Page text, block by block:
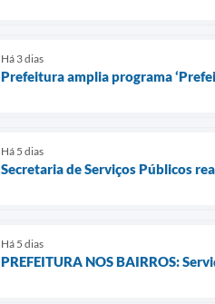
Há 3 dias
Prefeitura amplia programa
Há 5 dias
Secretaria de Serviços Públicos
Há 5 dias
PREFEITURA NOS BAIRROS: